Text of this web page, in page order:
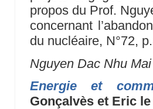
propos du Prof.
concernant
du nucléaire, N°72,
Nguyen Dac Nhu Mai
Energie et
Gonçalvès et Eric